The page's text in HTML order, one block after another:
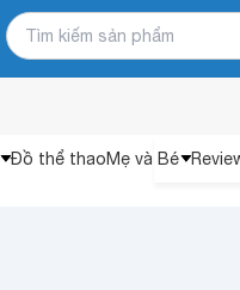
Đồ thể thaoMẹ và Bé